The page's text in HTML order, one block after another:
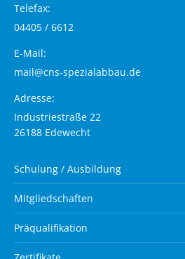
Telefax:
04405 / 6612
E-Mail:
mail@cns-spezialabbau.de
Adresse:
Industriestraße 22
26188 Edewecht
Schulung / Ausbildung
Mitgliedschaften
Präqualifikation